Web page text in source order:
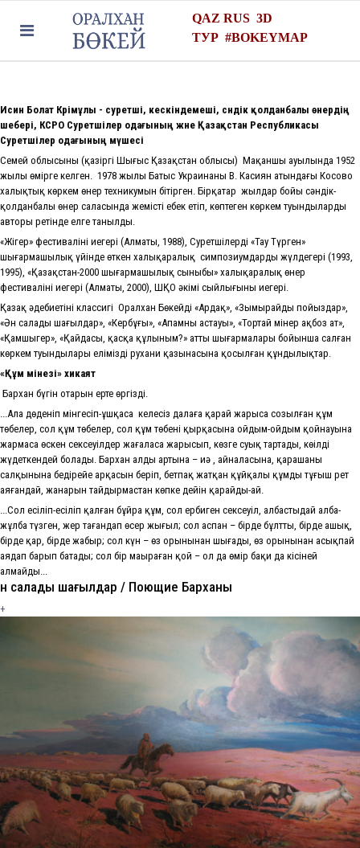
QAZ RUS 3D
ТУР #BOKEYMAP
Исин Болат Крімұлы - суретші, кескіндемеші, сәндік қолданбалы өнердің
шебері, КСРО Суретшілер одағының және Қазақстан Республикасы
Суретшілер одағының мүшесі
Семей облысының (қазіргі Шығыс Қазақстан облысы) Мақаншы ауылында 1952
жылы өмірге келген. 1978 жылы Батыс Украинаның В. Касиян атындағы Косово
халықтық көркем өнер техникумын бітірген. Бірқатар жылдар бойы сәндік-
қолданбалы өнер саласында жемісті еңбек етіп, көптеген көркем туындылардың
авторы ретінде елге танылды.
«Жiгер» фестивалінің иегері (Алматы, 1988), Суретшілердің «Тау Түрген»
шығармашылық үйінде өткен халықаралық симпозиумдардың жүлдегері (1993,
1995), «Қазақстан-2000 шығармашылық сыныбы» халықаралық өнер
фестивалінің иегері (Алматы, 2000), ШҚО әкімі сыйлығының иегері.
Қазақ әдебиетінің классигі Оралхан Бөкейдің «Ардақ», «Зымырайды пойыздар»,
«Ән салады шағылдар», «Кербұғы», «Апамның астауы», «Тортай мінер ақбоз ат»,
«Қамшыгер», «Қайдасың, қасқа құлыным?» атты шығармалары бойынша салған
көркем туындылары еліміздің рухани қазынасына қосылған құндылықтар.
«Құм мінезі» хикаят
Бархан бүгін отарын ерте өргізді.
...Ала дөңденіп мінгесіп-ұшқаса келеңсіз далаға қарай жарыса созылған құм
төбелер, сол құм төбелер, сол құм төбенің қырқасына ойдым-ойдым қойнауына
жармаса өскен сексеуілдер жағаласа жарысып, көзге суық тартады, көңілді
жүдеткендей болады. Бархан алды артына – иә , айналасына, қарашаның
салқынына бедірейе арқасын беріп, бетпақ жатқан құйқалы құмды тұңғыш рет
аяғандай, жанарын тайдырмастан көпке дейін қарайды-ай.
...Сол есіліп-есіліп қалған бұйра құм, сол ербиген сексеуіл, албастыдай алба-
жұлба түзген, жер тағандап өсер жыңғыл; сол аспан – бірде бұлтты, бірде ашық,
бірде қар, бірде жаңбыр; сол күн – өз орынынан шығады, өз орынынан асықпай
аяңдап барып батады; сол бір маңыраған қой – ол да өмір бақи да кісіней
алмайды...
Ән салады шағылдар / Поющие Барханы
+